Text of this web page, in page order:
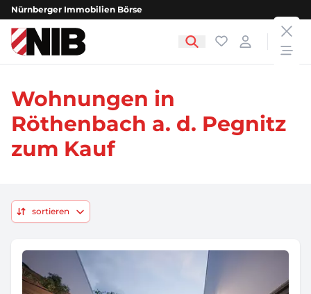
Nürnberger Immobilien Börse
NIB - Nürnberger Immobilien Börse Favoriten
Login
Wohnungen in
Röthenbach a. d. Pegnitz
zum Kauf
sortieren